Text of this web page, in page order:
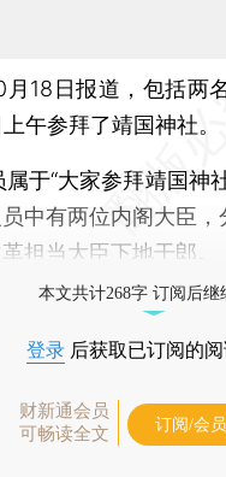
日报道，包括两
午参拜了靖国神社。
“大家参拜靖国神
中有两位内阁大臣
担当大臣下地干郎。
本文共计268字 订阅后继
登录 后获取已订阅的
财新通会员
可畅读全文
订阅/会